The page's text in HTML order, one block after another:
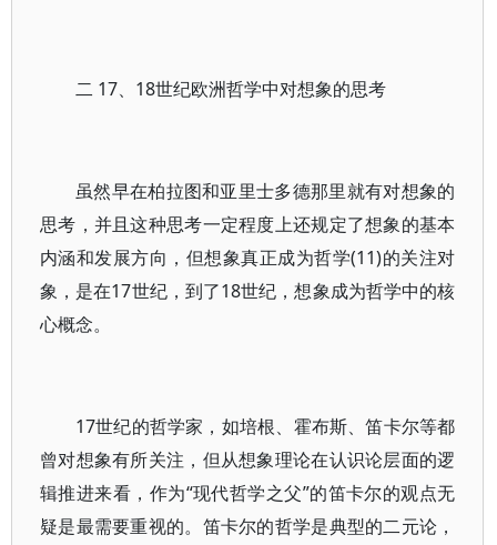
二 17、18世纪欧洲哲学中对想象的思考
虽然早在柏拉图和亚里士多德那里就有对想象的
思考，并且这种思考一定程度上还规定了想象的基本
内涵和发展方向，但想象真正成为哲学(11)的关注对
象，是在17世纪，到了18世纪，想象成为哲学中的核
心概念。
17世纪的哲学家，如培根、霍布斯、笛卡尔等都
曾对想象有所关注，但从想象理论在认识论层面的逻
辑推进来看，作为“现代哲学之父”的笛卡尔的观点无
疑是最需要重视的。笛卡尔的哲学是典型的二元论，